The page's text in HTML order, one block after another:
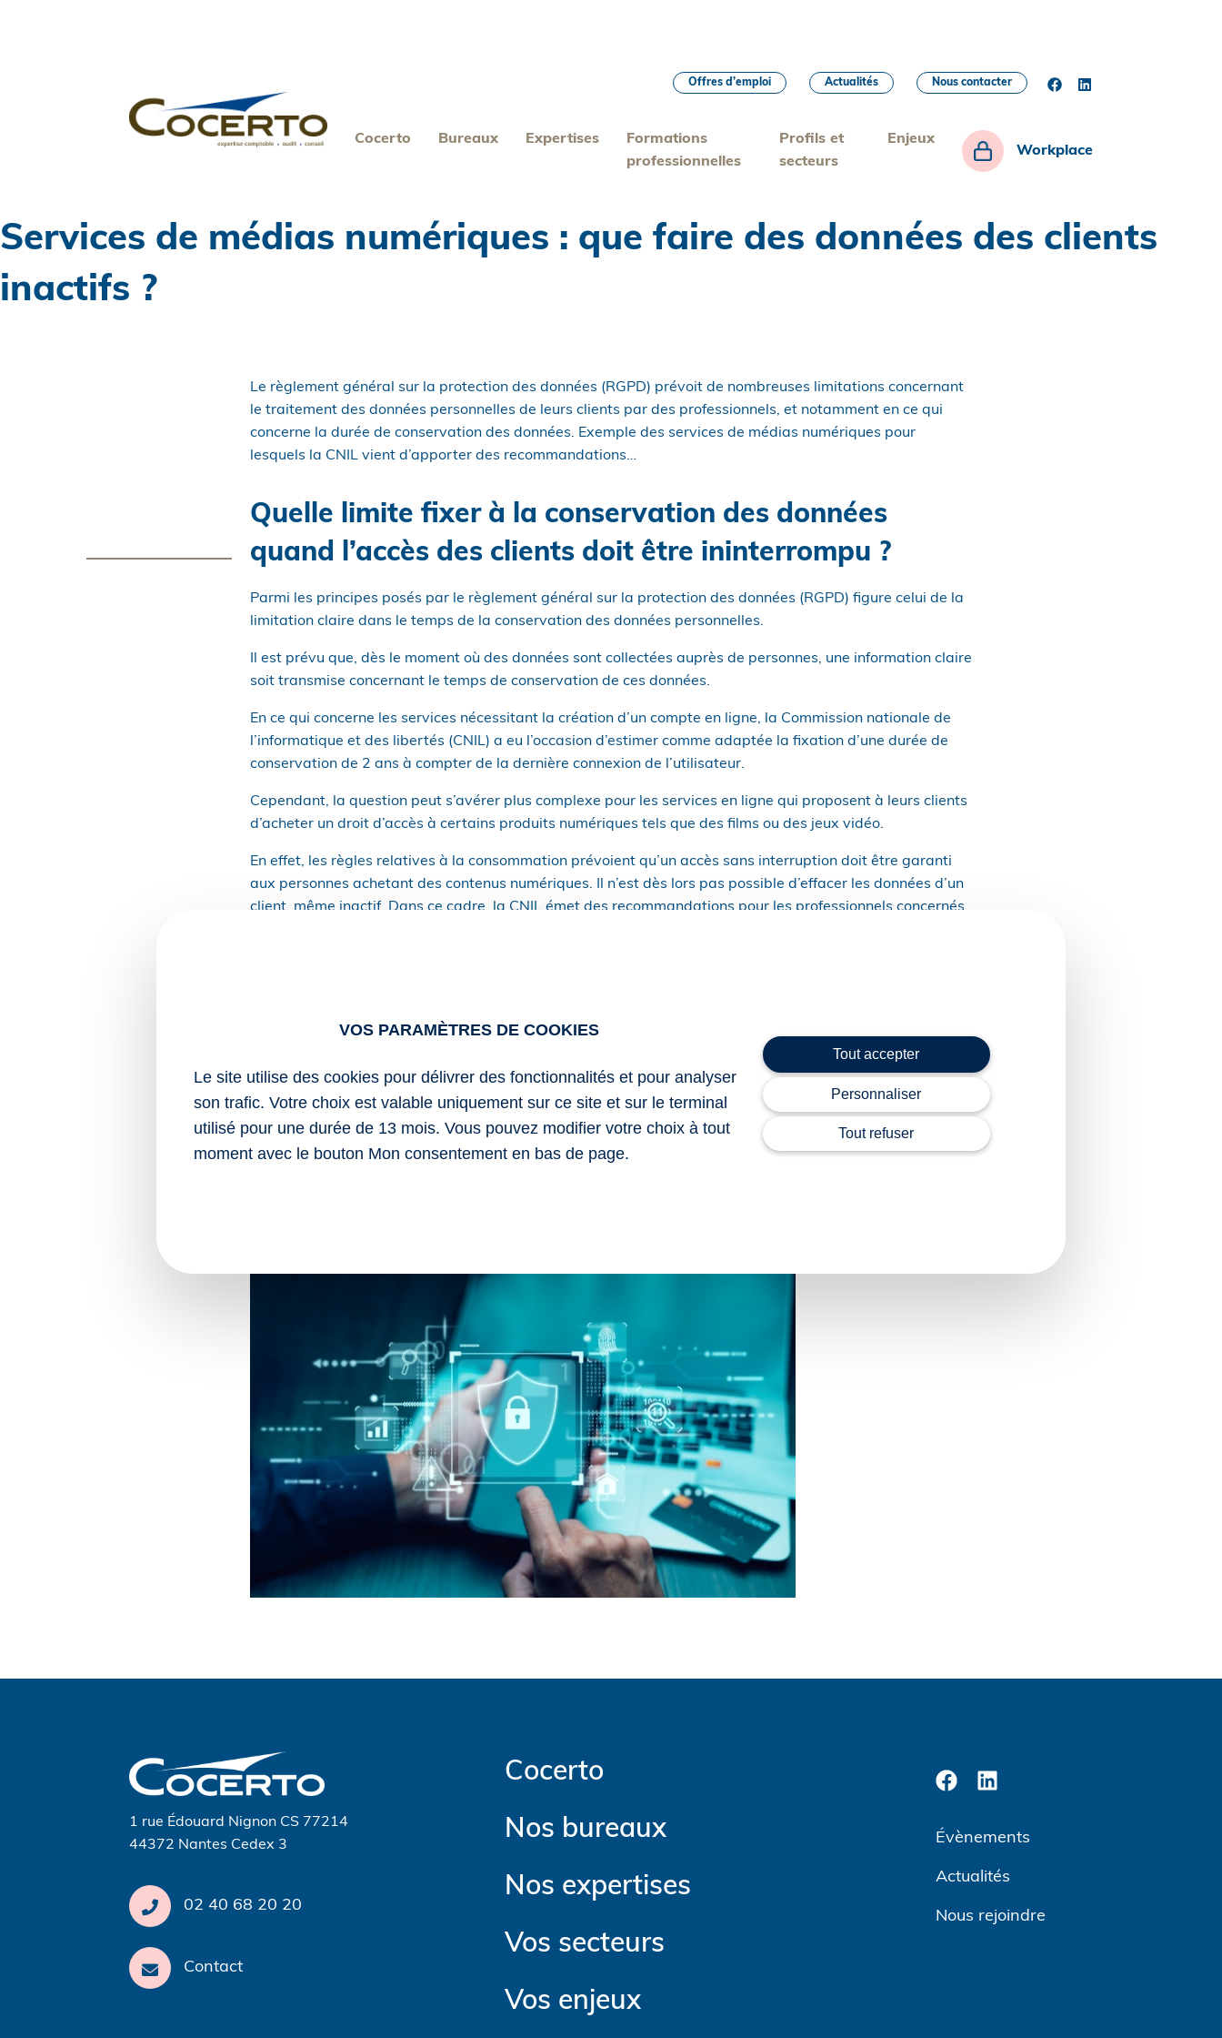
Cocerto Bureaux Expertises
Formations
professionnelles
Profils et
secteurs
Enjeux
Workplace
Offres d’emploi Actualités Nous contacter
Services de médias numériques : que faire des données des clients
inactifs ?
Le règlement général sur la protection des données (RGPD) prévoit de nombreuses limitations concernant
le traitement des données personnelles de leurs clients par des professionnels, et notamment en ce qui
concerne la durée de conservation des données. Exemple des services de médias numériques pour
lesquels la CNIL vient d’apporter des recommandations…
Quelle limite fixer à la conservation des données
quand l’accès des clients doit être ininterrompu ?
Parmi les principes posés par le règlement général sur la protection des données (RGPD) figure celui de la
limitation claire dans le temps de la conservation des données personnelles.
Il est prévu que, dès le moment où des données sont collectées auprès de personnes, une information claire
soit transmise concernant le temps de conservation de ces données.
En ce qui concerne les services nécessitant la création d’un compte en ligne, la Commission nationale de
l’informatique et des libertés (CNIL) a eu l’occasion d’estimer comme adaptée la fixation d’une durée de
conservation de 2 ans à compter de la dernière connexion de l’utilisateur.
Cependant, la question peut s’avérer plus complexe pour les services en ligne qui proposent à leurs clients
d’acheter un droit d’accès à certains produits numériques tels que des films ou des jeux vidéo.
En effet, les règles relatives à la consommation prévoient qu’un accès sans interruption doit être garanti
aux personnes achetant des contenus numériques. Il n’est dès lors pas possible d’effacer les données d’un
client, même inactif. Dans ce cadre, la CNIL émet des recommandations pour les professionnels concernés.
Toutes les autres données non nécessaires devront faire l’objet d’un effacement après une durée
déterminée au moment de la collecte.
Sources :
Actualité de la CNIL du 18 septembre 2025 : « Achat de contenus numériques : quelle durée de
1 rue Édouard Nignon CS 77214
44372 Nantes Cedex 3
02 40 68 20 20
Contact
Cocerto
Nos bureaux
Nos expertises
Vos secteurs
Vos enjeux
Évènements
Actualités
Nous rejoindre
VOS PARAMÈTRES DE COOKIES
Le site utilise des cookies pour délivrer des fonctionnalités et pour analyser
son trafic. Votre choix est valable uniquement sur ce site et sur le terminal
utilisé pour une durée de 13 mois. Vous pouvez modifier votre choix à tout
moment avec le bouton Mon consentement en bas de page.
Tout accepter
Personnaliser
Tout refuser